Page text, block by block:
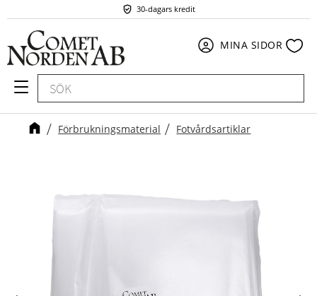
Meny
30-dagars kredit
MINA SIDOR
Förbrukningsmaterial Fotvårdsartiklar